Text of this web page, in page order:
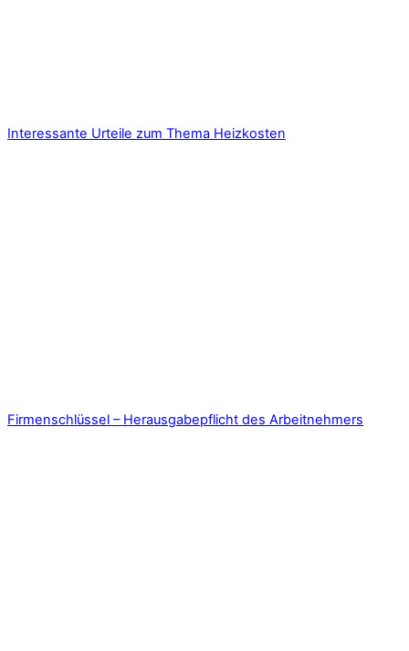
Interessante Urteile zum Thema Heizkosten
Firmenschlüssel – Herausgabepflicht des Arbeitnehmers